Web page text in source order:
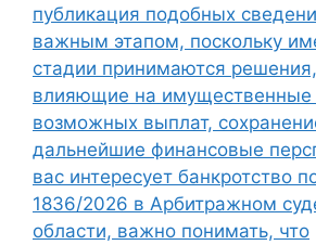
публикация подобных
важным этапом, поскольку
стадии принимаются
влияющие на имущественные
возможных выплат,
дальнейшие финансовые
вас интересует банкротство
1836/2026 в Арбитражном
области, важно понимать, что